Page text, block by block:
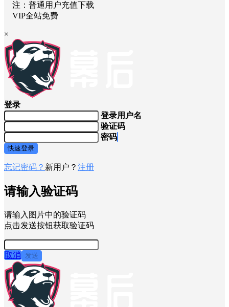
注：普通用户充值下载
VIP全站免费
×
登录
登录用户名
验证码
密码
快速登录
忘记密码？ 新用户？ 注册
请输入验证码
请输入图片中的验证码
点击发送按钮获取验证码
取消 发送